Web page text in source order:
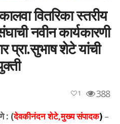
वितरिका स्तरीय
नवीन कार्यकारणी
प्रा.सुभाष शेटे यांची
388
1
: (देवकीनंदन शेटे,मुख्य संपादक) –